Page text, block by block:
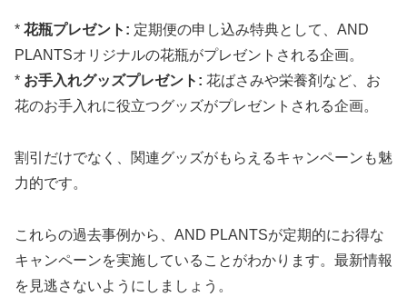
* 花瓶プレゼント: 定期便の申し込み特典として、AND
PLANTSオリジナルの花瓶がプレゼントされる企画。
* お手入れグッズプレゼント: 花ばさみや栄養剤など、お
花のお手入れに役立つグッズがプレゼントされる企画。
割引だけでなく、関連グッズがもらえるキャンペーンも魅
力的です。
これらの過去事例から、AND PLANTSが定期的にお得な
キャンペーンを実施していることがわかります。最新情報
を見逃さないようにしましょう。